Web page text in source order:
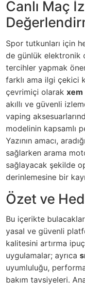
Canlı Maç
Spor tutkunları için
de günlük elektronik
tercihler yapmak
farklı ama ilgi çekici
çevrimiçi olarak xem
akıllı ve güvenli
vaping
modelinin kapsamlı
Yazının amacı,
sağlarken arama
sağlayacak şekilde
derinlemesine bir
Özet ve
Bu içerikte
yasal ve güvenli
kalitesini artırma
uygulamalar; ayrıca
uyumluluğu,
bakım tavsiyeleri.